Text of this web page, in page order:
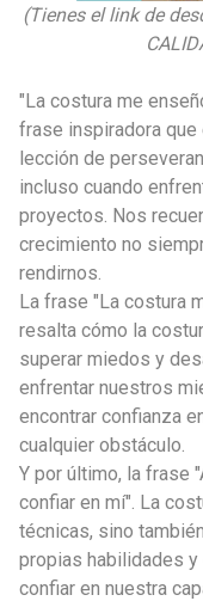
(Tienes el link de
"La costura me
frase inspiradora que
lección de
incluso cuando
proyectos. Nos
crecimiento no
rendirnos.
La frase "La costura
resalta cómo la
superar miedos y
enfrentar nuestros
encontrar confianza
cualquier obstáculo.
Y por último, la frase
confiar en mí". La
técnicas, sino
propias habilidades
confiar en nuestra